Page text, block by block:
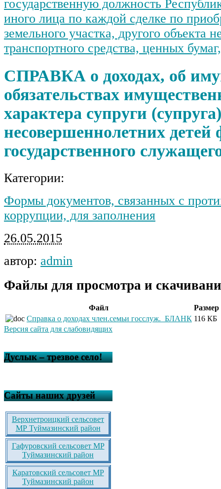
государственную должность
иного лица по каждой сделке по
земельного участка, другого объекта
транспортного средства, ценных
СПРАВКА о доходах, об
обязательствах
характера супруги
несовершеннолетних детей
государственного
Категории:
Формы документов, связанных с
коррупции, для заполнения
26.05.2015
автор: admin
Файлы для просмотра и
Файл
Справка о доходах член.семьи госслуж._БЛАНК 116 КБ
Версия сайта для слабовидящих
Дуслык – трезвое село!
Сайты наших друзей
Верхнетроицкий сельсовет
МР Туймазинский район
Гафуровский сельсовет МР
Туймазинский район
Каратовский сельсовет МР
Туймазинский район